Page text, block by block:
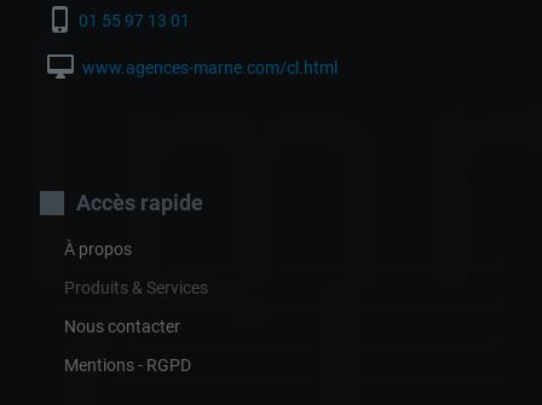
phone_iphone 01 55 97 13 01
desktop_mac www.agences-marne.com/cl.html
Accès rapide
À propos
Produits & Services
Nous contacter
Mentions - RGPD